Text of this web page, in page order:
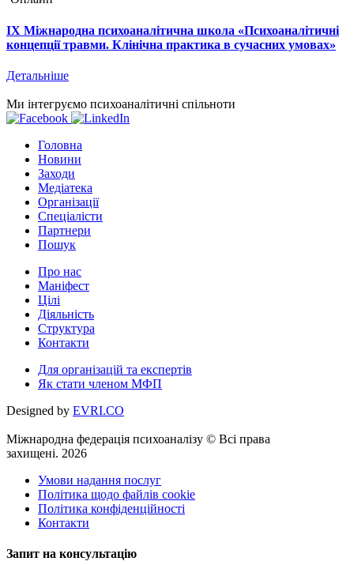
IX Міжнародна психоаналітична школа «Психоаналітичні
концепції травми. Клінічна практика в сучасних умовах»
Детальніше
Ми інтегруємо психоаналітичні спільноти
Головна
Новини
Заходи
Медіатека
Організації
Спеціалісти
Партнери
Пошук
Про нас
Маніфест
Цілі
Діяльність
Структура
Контакти
Для організацій та експертів
Як стати членом МФП
Designed by EVRI.CO
Міжнародна федерація психоаналізу © Всі права
захищені. 2026
Умови надання послуг
Політика щодо файлів cookie
Політика конфіденційності
Контакти
Запит на консультацію